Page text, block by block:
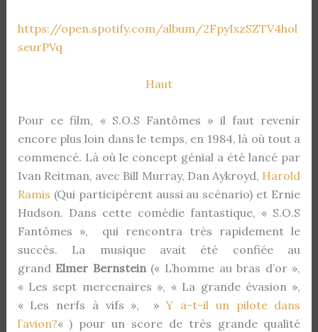
https://open.spotify.com/album/2FpyIxzSZTV4hol
seurPVq
Haut
Pour ce film, « S.O.S Fantômes » il faut revenir
encore plus loin dans le temps, en 1984, là où tout a
commencé. Là où le concept génial a été lancé par
Ivan Reitman, avec Bill Murray, Dan Aykroyd, Harold
Ramis (Qui participèrent aussi au scénario) et Ernie
Hudson. Dans cette comédie fantastique, « S.O.S
Fantômes », qui rencontra très rapidement le
succès. La musique avait été confiée au
grand Elmer Bernstein(« L’homme au bras d’or »,
« Les sept mercenaires », « La grande évasion »,
« Les nerfs à vifs », »Y a-t-il un pilote dans
l’avion?« ) pour un score de très grande qualité